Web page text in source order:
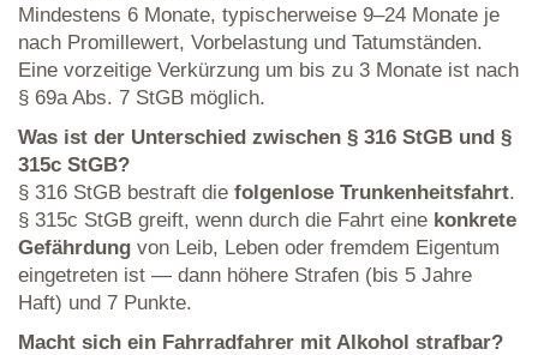
Mindestens 6 Monate, typischerweise 9–24 Monate je
nach Promillewert, Vorbelastung und Tatumständen.
Eine vorzeitige Verkürzung um bis zu 3 Monate ist nach
§ 69a Abs. 7 StGB möglich.
Was ist der Unterschied zwischen § 316 StGB und §
315c StGB?
§ 316 StGB bestraft die folgenlose Trunkenheitsfahrt.
§ 315c StGB greift, wenn durch die Fahrt eine konkrete
Gefährdung von Leib, Leben oder fremdem Eigentum
eingetreten ist — dann höhere Strafen (bis 5 Jahre
Haft) und 7 Punkte.
Macht sich ein Fahrradfahrer mit Alkohol strafbar?